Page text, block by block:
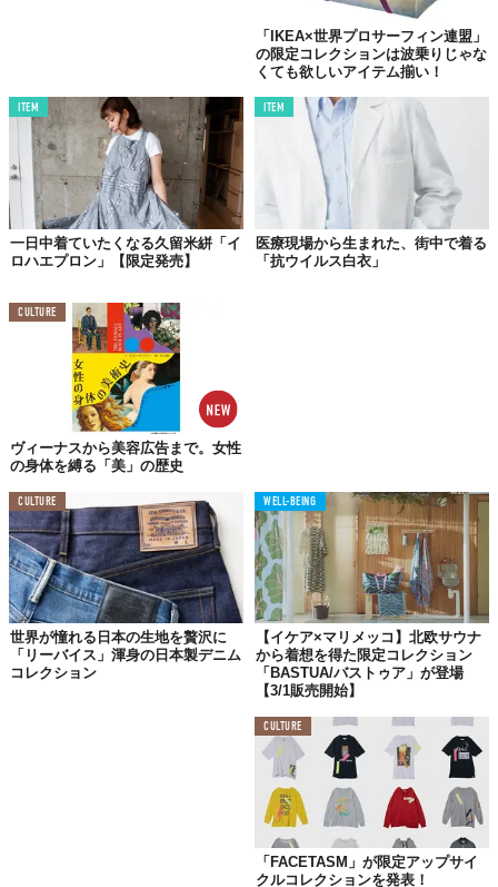
「IKEA×世界プロサーフィン連盟」
の限定コレクションは波乗りじゃな
くても欲しいアイテム揃い！
ITEM
一日中着ていたくなる久留米絣「イ
ロハエプロン」【限定発売】
ITEM
医療現場から生まれた、街中で着る
「抗ウイルス白衣」
CULTURE
ヴィーナスから美容広告まで。女性
の身体を縛る「美」の歴史
CULTURE
世界が憧れる日本の生地を贅沢に
「リーバイス」渾身の日本製デニム
コレクション
WELL-BEING
【イケア×マリメッコ】北欧サウナ
から着想を得た限定コレクション
「BASTUA/バストゥア」が登場
【3/1販売開始】
CULTURE
「FACETASM」が限定アップサイ
クルコレクションを発表！